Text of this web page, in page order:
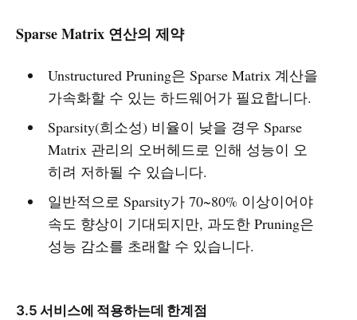
Sparse Matrix 연산의 제약
Unstructured Pruning은 Sparse Matrix 계산을
가속화할 수 있는 하드웨어가 필요합니다.
Sparsity(희소성) 비율이 낮을 경우 Sparse
Matrix 관리의 오버헤드로 인해 성능이 오
히려 저하될 수 있습니다.
일반적으로 Sparsity가 70~80% 이상이어야
속도 향상이 기대되지만, 과도한 Pruning은
성능 감소를 초래할 수 있습니다.
3.5 서비스에 적용하는데 한계점